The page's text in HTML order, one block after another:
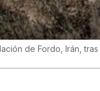
de Fordo, Irán,